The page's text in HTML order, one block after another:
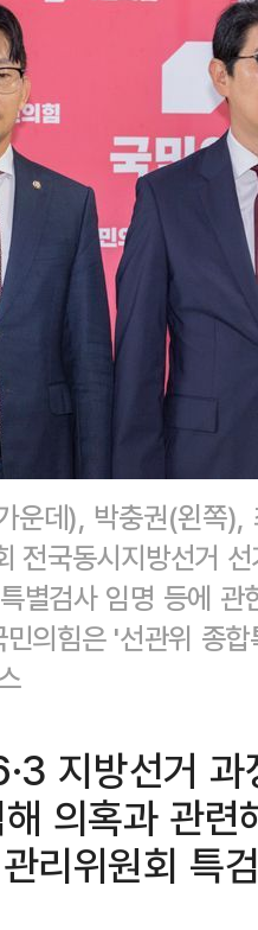
운데), 박충권(왼쪽
전국동시지방선거
별검사 임명 등에
의힘은 '선관위 종
지방선거
의혹과 관
리위원회 특